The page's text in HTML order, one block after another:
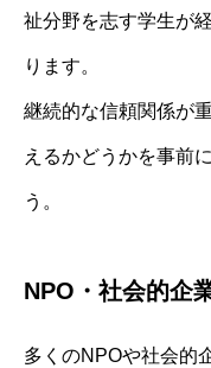
祉分野を志す学生が
ります。
継続的な信頼関係が
えるかどうかを事前
う。
NPO・社会的企
多くのNPOや社会的